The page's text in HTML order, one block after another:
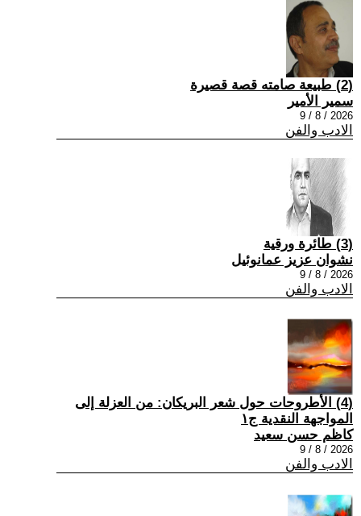
(2) طبيعة صامته قصة قصيرة
سمير الأمير
2026 / 8 / 9
الادب والفن
(3) طائرة ورقية
نشوان عزيز عمانوئيل
2026 / 8 / 9
الادب والفن
(4) الأطروحات حول شعر البريكان: من العزلة إلى
المواجهة النقدية ج١
كاظم حسن سعيد
2026 / 8 / 9
الادب والفن